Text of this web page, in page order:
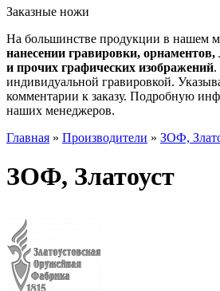
Заказные ножи
На большинстве продукции в нашем
нанесении гравировки,
и прочих графических изображений.
индивидуальной гравировкой.
комментарии к заказу. Подробную
наших менеджеров.
Главная » Производители » ЗОФ,
ЗОФ, Златоуст